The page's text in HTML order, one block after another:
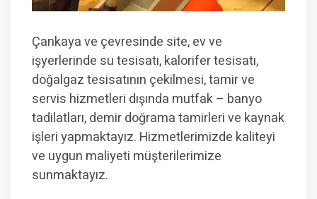
Çankaya ve çevresinde site, ev ve
işyerlerinde su tesisatı, kalorifer tesisatı,
doğalgaz tesisatının çekilmesi, tamir ve
servis hizmetleri dışında mutfak – banyo
tadilatları, demir doğrama tamirleri ve kaynak
işleri yapmaktayız. Hizmetlerimizde kaliteyi
ve uygun maliyeti müşterilerimize
sunmaktayız.